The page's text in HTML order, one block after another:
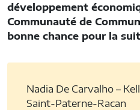
développement
Communauté de
bonne chance pour la
Nadia De Carvalho –
Saint-Paterne-Racan